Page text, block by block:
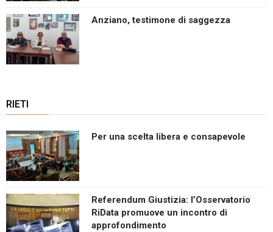
Anziano, testimone di saggezza
RIETI
Per una scelta libera e consapevole
Referendum Giustizia: l’Osservatorio
RiData promuove un incontro di
approfondimento